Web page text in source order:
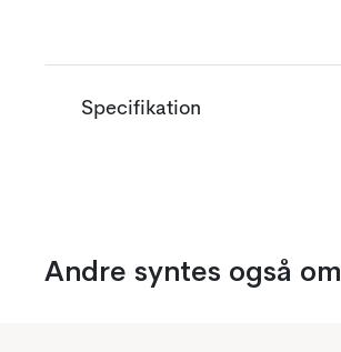
Specifikation
Andre syntes også om